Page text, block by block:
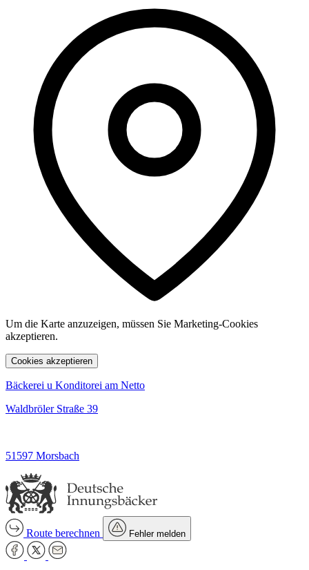
Um die Karte anzuzeigen, müssen Sie Marketing-Cookies
akzeptieren.
Cookies akzeptieren
Bäckerei u Konditorei am Netto
Waldbröler Straße 39
51597 Morsbach
Route berechnen Fehler melden